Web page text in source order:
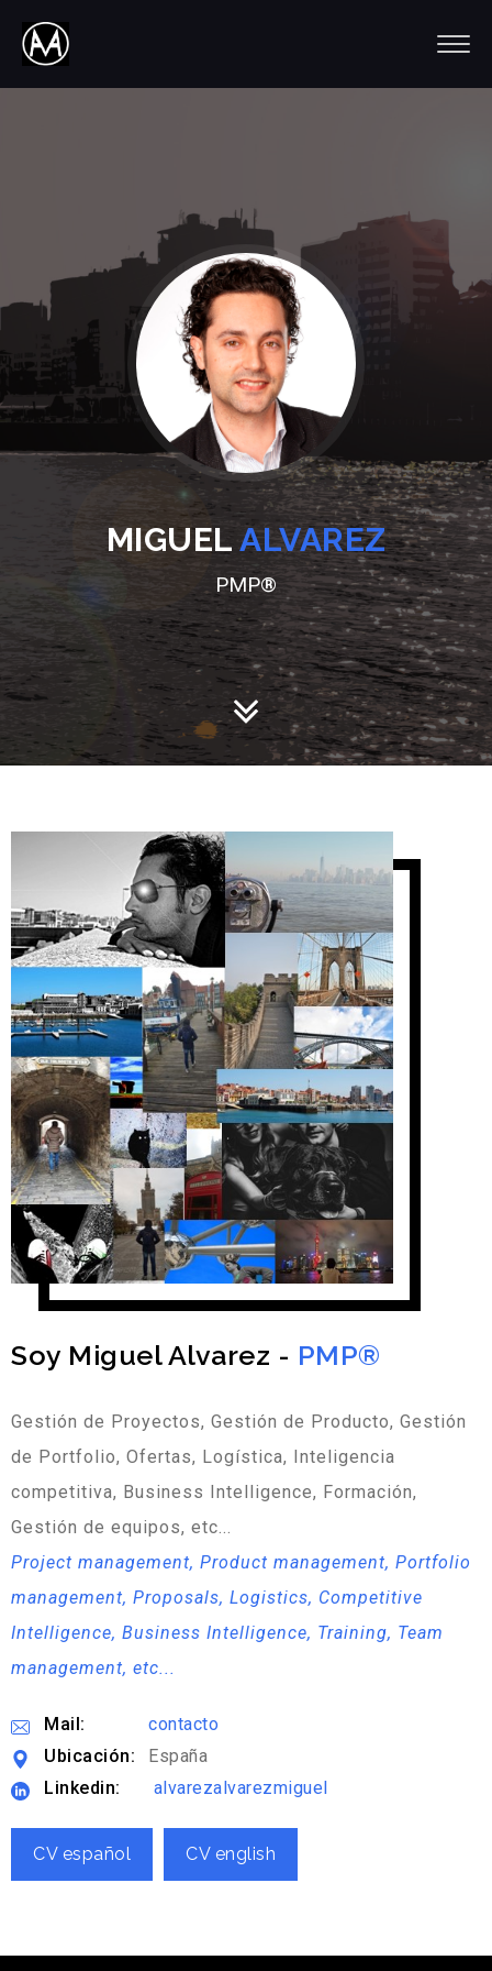
MIGUELALVAREZ
PMP®
Soy Miguel Alvarez - PMP®
Gestión de Proyectos, Gestión de Producto, Gestión
de Portfolio, Ofertas, Logística, Inteligencia
competitiva, Business Intelligence, Formación,
Gestión de equipos, etc...
Project management, Product management, Portfolio
management, Proposals, Logistics, Competitive
Intelligence, Business Intelligence, Training, Team
management, etc...
Mail:
contacto
Ubicación:
España
Linkedin:
alvarezalvarezmiguel
CV español CV english